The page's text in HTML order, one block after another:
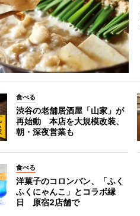
食べる
渋谷の老舗居酒屋「山家」が
再始動 本店を大規模改装、
朝・深夜営業も
食べる
洋菓子のコロンバン、「ふく
ふくにゃんこ」とコラボ縁
日 原宿2店舗で